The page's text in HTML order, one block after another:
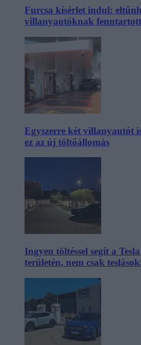
Furcsa kísérlet indul:
villanyautóknak
Egyszerre két villanyautót
ez az új töltőállomás
Ingyen töltéssel segít a
területén, nem csak